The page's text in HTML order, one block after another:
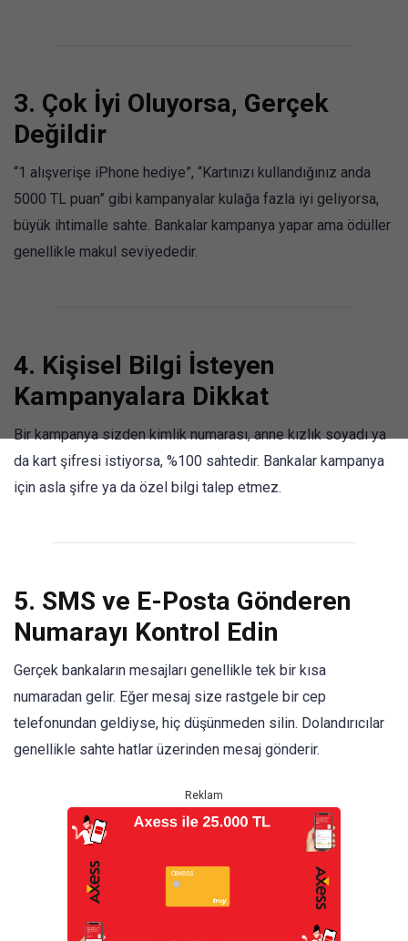
3. Çok İyi Oluyorsa, Gerçek
Değildir
“1 alışverişe iPhone hediye”, “Kartınızı kullandığınız anda
5000 TL puan” gibi kampanyalar kulağa fazla iyi geliyorsa,
büyük ihtimalle sahte. Bankalar kampanya yapar ama ödüller
genellikle makul seviyededir.
4. Kişisel Bilgi İsteyen
Kampanyalara Dikkat
Bir kampanya sizden kimlik numarası, anne kızlık soyadı ya
da kart şifresi istiyorsa, %100 sahtedir. Bankalar kampanya
için asla şifre ya da özel bilgi talep etmez.
5. SMS ve E-Posta Gönderen
Numarayı Kontrol Edin
Gerçek bankaların mesajları genellikle tek bir kısa
numaradan gelir. Eğer mesaj size rastgele bir cep
telefonundan geldiyse, hiç düşünmeden silin. Dolandırıcılar
genellikle sahte hatlar üzerinden mesaj gönderir.
Reklam